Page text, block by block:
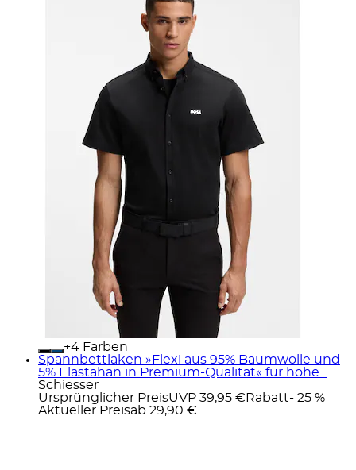
+
Farben
Spannbettlaken »Flexi aus 95% Baumwolle und
5% Elastahan in Premium-Qualität« für hohe...
Schiesser
Ursprünglicher PreisUVP 39,95 € Rabatt- 25 %
Aktueller Preisab 29,90 €